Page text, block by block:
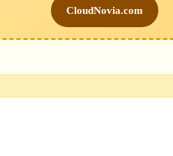
CloudNovia.com